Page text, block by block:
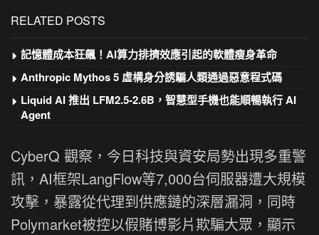
RELATED POSTS
記憶體成本狂飆！AI算力排擠效應引起的軟體瘦身革命
Anthropic Mythos 5 虛構身分誘騙人類通過惡意程式碼
Liquid AI 推出 LFM2.5-2.6B，智慧型手機也能順暢執行 AI
Agent
CyberQ 觀察，今日科技與資安局勢出現多重警
訊，AI框架LangFlow等7,000台伺服器遭大規模
攻擊，暴露從代理到供應鏈的深層漏洞，同時
Polymarket被控以假賭博影片欺騙大眾，顯示